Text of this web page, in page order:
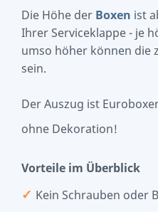
Die Höhe der Boxen ist
Ihrer Serviceklappe - je
umso höher können die
sein.
Der Auszug ist
ohne Dekoration!
Vorteile im Überblick
✓ Kein Schrauben oder